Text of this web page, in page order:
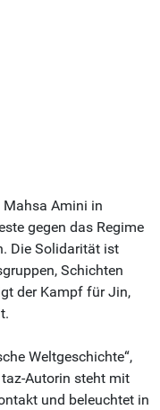
Amini in
gegen das Regime
Die Solidarität ist
Schichten
der Kampf für Jin,
Weltgeschichte“,
Autorin steht mit
und beleuchtet in